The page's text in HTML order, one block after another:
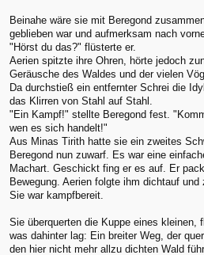
Beinahe wäre sie mit Beregond
geblieben war und aufmerksam nach
"Hörst du das?" flüsterte er.
Aerien spitzte ihre Ohren, hörte jedoch
Geräusche des Waldes und der vielen
Da durchstieß ein entfernter Schrei die
das Klirren von Stahl auf Stahl.
"Ein Kampf!" stellte Beregond fest.
wen es sich handelt!"
Aus Minas Tirith hatte sie ein zweites
Beregond nun zuwarf. Es war eine
Machart. Geschickt fing er es auf. Er
Bewegung. Aerien folgte ihm dichtauf und
Sie war kampfbereit.
Sie überquerten die Kuppe eines kleinen,
was dahinter lag: Ein breiter Weg, der
den hier nicht mehr allzu dichten Wald